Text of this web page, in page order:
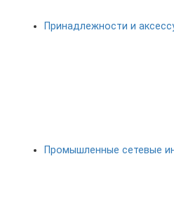
Принадлежности и
Промышленные сетевые